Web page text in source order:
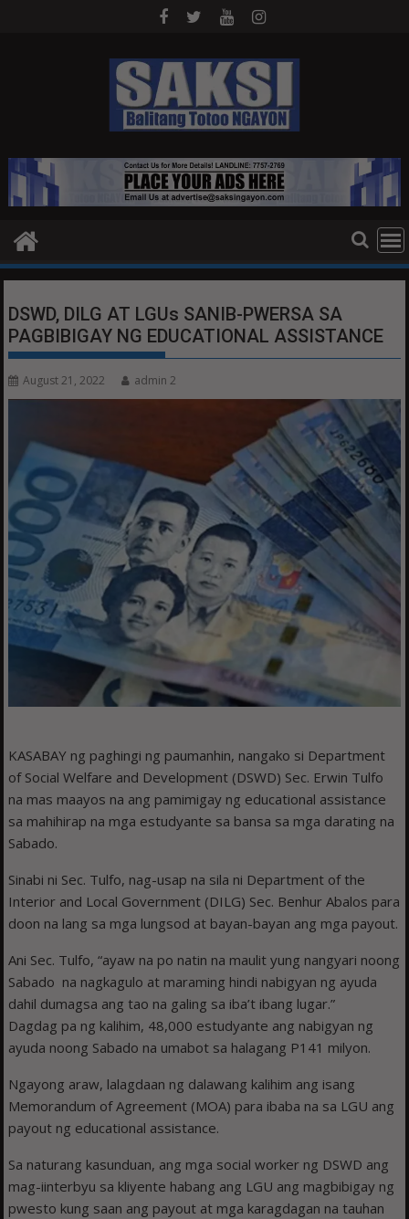
DSWD, DILG AT LGUs SANIB-PWERSA SA
PAGBIBIGAY NG EDUCATIONAL ASSISTANCE
August 21, 2022 admin 2
KASABAY ng paghingi ng paumanhin, nangako si Department
of Social Welfare and Development (DSWD) Sec. Erwin Tulfo
na mas maayos na ang pamimigay ng educational assistance
sa mahihirap na mga estudyante sa bansa sa mga darating na
Sabado.
Sinabi ni Sec. Tulfo, nag-usap na sila ni Department of the
Interior and Local Government (DILG) Sec. Benhur Abalos para
doon na lang sa mga lungsod at bayan-bayan ang mga payout.
Ani Sec. Tulfo, “ayaw na po natin na maulit yung nangyari noong
Sabado na nagkagulo at maraming hindi nabigyan ng ayuda
dahil dumagsa ang tao na galing sa iba’t ibang lugar.”
Dagdag pa ng kalihim, 48,000 estudyante ang nabigyan ng
ayuda noong Sabado na umabot sa halagang P141 milyon.
Ngayong araw, lalagdaan ng dalawang kalihim ang isang
Memorandum of Agreement (MOA) para ibaba na sa LGU ang
payout ng educational assistance.
Sa naturang kasunduan, ang mga social worker ng DSWD ang
mag-iinterbyu sa kliyente habang ang LGU ang magbibigay ng
pwesto kung saan ang payout at mga karagdagan na tauhan